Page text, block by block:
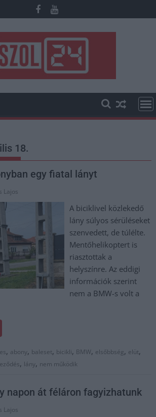
18.
egy fiatal lányt
Lajos
A biciklivel közlekedő
lány súlyos sérüléseket
szenvedett, de túlélte.
Mentőhelikoptert is
riasztottak a
helyszínre. Az eddigi
információk szerint
nem a BMW-s volt a
, abony, baleset, bicikli, BMW, elsőbbség, elüt,
, lány, nem működik
napon át féláron fagyizhatunk
Lajos